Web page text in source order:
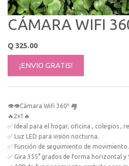
CÁMARA WIFI
Q 325.00
¡ENVIO GRATIS!
👁👁Cámara Wifi 360º 🏘
🔥2x1🔥
✅ Ideal para el hogar, oficina , colegios ,
✅ Luz LED para visión nocturna.
✅ Función de seguimiento de movimiento.
✅ Gira 355° grados de forma horizontal y